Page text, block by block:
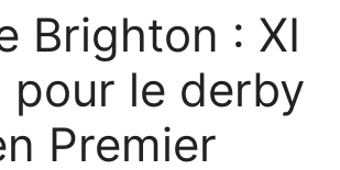
Brighton : XI
pour le derby
Premier